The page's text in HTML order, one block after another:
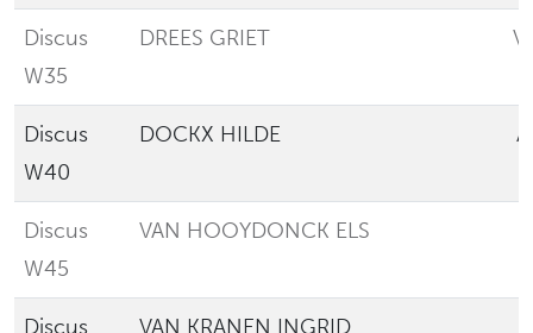
Discus
W35
DREES GRIET
Discus
W40
DOCKX HILDE
Discus
W45
VAN HOOYDONCK ELS
Discus VAN KRANEN INGRID